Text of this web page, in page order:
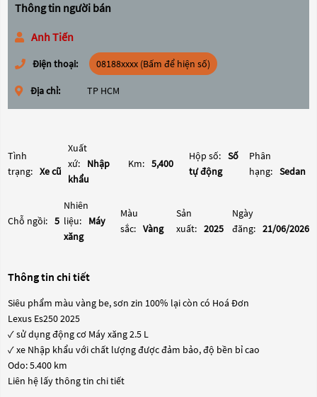
Thông tin người bán
Anh Tiến
Điện thoại: 08188xxxx (Bấm để hiện số)
Địa chỉ: TP HCM
Tình
trạng: Xe cũ
Xuất
xứ:
Nhập
khẩu
Km: 5,400
Hộp số: Số
tự động
Phân
hạng: Sedan
Chỗ ngồi: 5
Nhiên
liệu:
Máy
xăng
Màu
sắc: Vàng
Sản
xuất: 2025
Ngày
đăng: 21/06/2026
Thông tin chi tiết
Siêu phẩm màu vàng be, sơn zin 100% lại còn có Hoá Đơn
Lexus Es250 2025
✓ sử dụng động cơ Máy xăng 2.5 L
✓ xe Nhập khẩu với chất lượng được đảm bảo, độ bền bỉ cao
Odo: 5.400 km
Liên hệ lấy thông tin chi tiết